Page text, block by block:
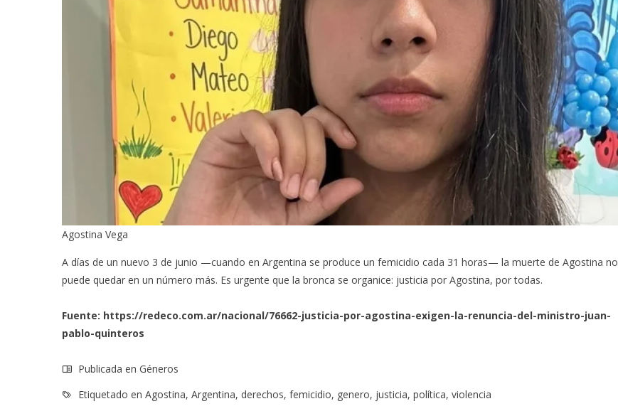
Agostina Vega
A días de un nuevo 3 de junio —cuando en Argentina se produce un femicidio cada 31 horas— la muerte de Agostina no
puede quedar en un número más. Es urgente que la bronca se organice: justicia por Agostina, por todas.
Fuente: https://redeco.com.ar/nacional/76662-justicia-por-agostina-exigen-la-renuncia-del-ministro-juan-
pablo-quinteros
Publicada en Géneros
Etiquetado en Agostina, Argentina, derechos, femicidio, genero, justicia, política, violencia